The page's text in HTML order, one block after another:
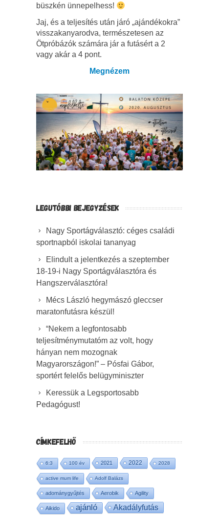
büszkén ünnepelhess!
Jaj, és a teljesítés után járó „ajándékokra”
visszakanyarodva, természetesen az
Ötpróbázók számára jár a futásért a 2
vagy akár a 4 pont.
Megnézem
LEGUTÓBBI BEJEGYZÉSEK
Nagy Sportágválasztó: céges családi
sportnapból iskolai tananyag
Elindult a jelentkezés a szeptember
18-19-i Nagy Sportágválasztóra és
Hangszerválasztóra!
Mécs László hegymászó gleccser
maratonfutásra készül!
“Nekem a legfontosabb
teljesítménymutatóm az volt, hogy
hányan nem mozognak
Magyarországon!” – Pósfai Gábor,
sportért felelős belügyminiszter
Keressük a Legsportosabb
Pedagógust!
CÍMKEFELHŐ
6:3 100 év 2021 2022 2028
active mum life Adolf Balázs
adománygyűjtés Aerobik Agility
Aikido ajánló Akadályfutás